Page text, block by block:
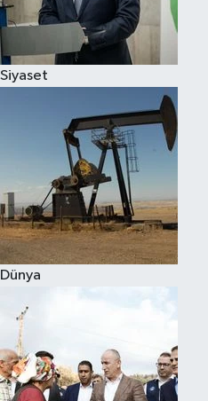
Siyaset
Dünya
Spor
Çocuk
Eğitim
Hava Durumu
Kadın
Kültür Sanat
Sağlık